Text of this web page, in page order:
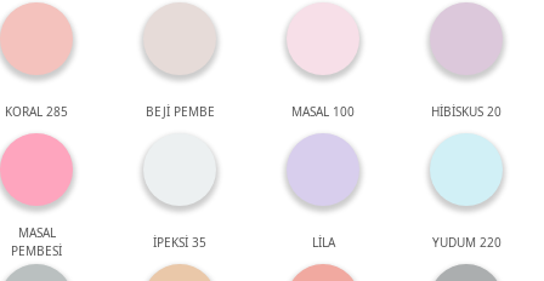
KORAL 285 BEJİ PEMBE MASAL 100 HİBİSKUS 20
MASAL
PEMBESİ
İPEKSİ 35 LİLA YUDUM 220